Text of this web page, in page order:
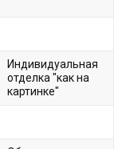
Индивидуальная
отделка "как на
картинке"